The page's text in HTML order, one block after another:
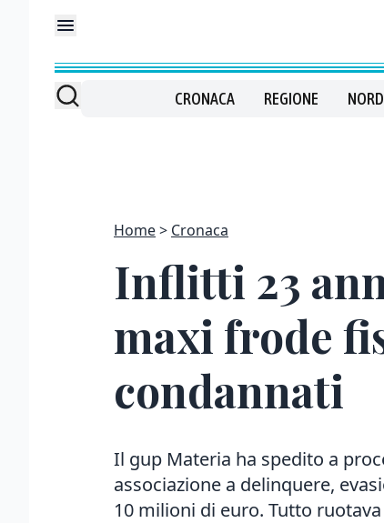
CRONACA REGIONE
Home Cronaca
Inflitti 23
maxi frode
condannati
Il gup Materia ha spedito a
associazione a delinquere,
10 milioni di euro. Tutto